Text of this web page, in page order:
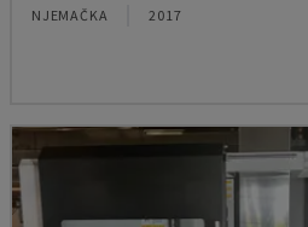
NJEMAČKA 2017